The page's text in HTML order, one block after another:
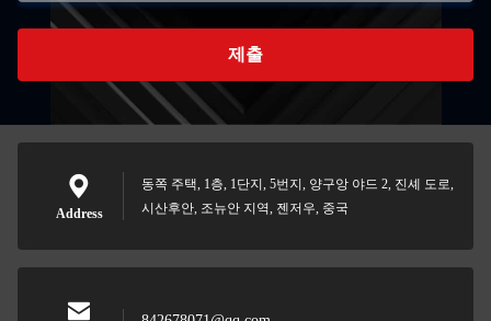
제출
Address
동쪽 주택, 1층, 1단지, 5번지, 양구앙 야드 2, 진셰 도로,
시산후안, 조뉴안 지역, 젠저우, 중국